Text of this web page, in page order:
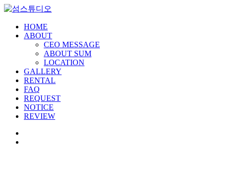
HOME
ABOUT
CEO MESSAGE
ABOUT SUM
LOCATION
GALLERY
RENTAL
FAQ
REQUEST
NOTICE
REVIEW